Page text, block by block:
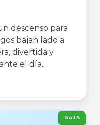
descenso para
bajan lado a
divertida y
el día.
BAJA